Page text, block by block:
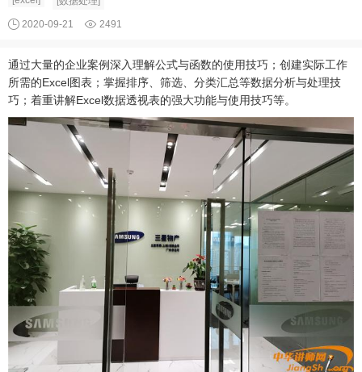
2020-09-21 2491
通过大量的企业案例深入理解公式与函数的使用技巧；创建实际工作
所需的Excel图表；掌握排序、筛选、分类汇总等数据分析与处理技
巧；着重讲解Excel数据透视表的强大功能与使用技巧等。